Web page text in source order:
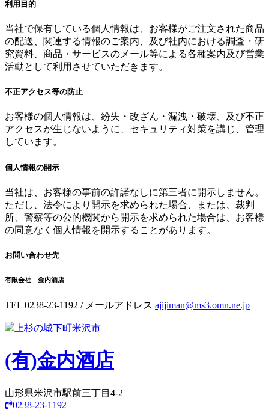
利用目的
当社で保有している個人情報は、お客様がご注文された商品
の配送、関連する情報のご案内、及び社内における調査・研
究資料、商品・サービスのメール等による各種案内及び営業
活動として利用させていただきます。
不正アクセス等の防止
お客様の個人情報は、紛失・改ざん・漏洩・破壊、及び不正
アクセスが生じないように、セキュリティ対策を講じ、管理
しています。
個人情報の開示
当社は、お客様の事前の許諾なしに第三者に開示しません。
ただし、法令により開示を求められた場合、または、裁判
所、警察等の公的機関から開示を求められた場合は、お客様
の同意なく個人情報を開示することがあります。
お問い合わせ先
有限会社 金内酒店
TEL 0238-23-1192 / メールアドレス ajijiman@ms3.omn.ne.jp
上杉の城下町米沢市
(有)金内酒店
山形県米沢市駅前三丁目4-2
0238-23-1192